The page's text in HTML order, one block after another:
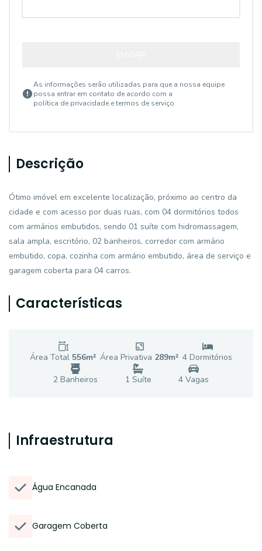
As informações serão utilizadas para que a nossa equipe
possa entrar em contato de acordo com a
política de privacidade e termos de serviço
Descrição
Ótimo imóvel em excelente localização, próximo ao centro da
cidade e com acesso por duas ruas, com 04 dormitórios todos
com armários embutidos, sendo 01 suíte com hidromassagem,
sala ampla, escritório, 02 banheiros, corredor com armário
embutido, copa, cozinha com armário embutido, área de serviço e
garagem coberta para 04 carros.
Características
Área Total 556m² Área Privativa 289m² 4 Dormitórios
2 Banheiros 1 Suíte 4Vagas
Infraestrutura
Água Encanada
Garagem Coberta